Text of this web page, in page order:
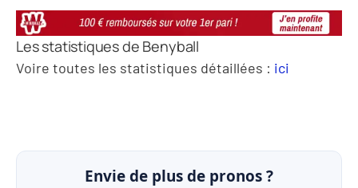
Les statistiques de Benyball
Voire toutes les statistiques détaillées : ici
Envie de plus de pronos ?